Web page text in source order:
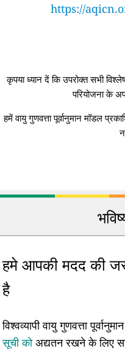
https://
कृपया ध्यान दें कि उपरोक्त सभी
परियोजना के
हमें वायु गुणवत्ता पूर्वानुमान मॉडल
हमे आपकी मदद की
है
विश्वव्यापी वायु गुणवत्ता
सूची कोअद्यतन रखने के लिए